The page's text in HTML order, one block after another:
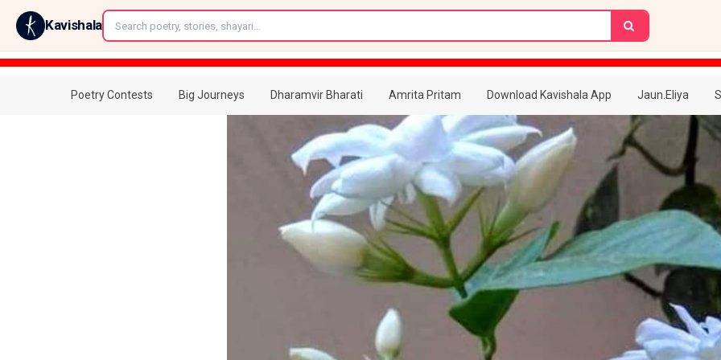
Kavishala
Poetry Contests Big Journeys Dharamvir Bharati Amrita Pritam Download Kavishala App Jaun.Eliya